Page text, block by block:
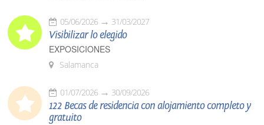
05/06/2026 31/03/2027
Visibilizar lo elegido
EXPOSICIONES
Salamanca
01/07/2026 30/09/2026
122 Becas de residencia con alojamiento completo y
gratuito